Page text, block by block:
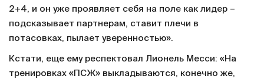
2+4, и он уже проявляет себя на поле как лидер –
подсказывает партнерам, ставит плечи в
потасовках, пылает уверенностью».
Кстати, еще ему респектовал Лионель Месси: «На
тренировках «ПСЖ» выкладываются, конечно же,